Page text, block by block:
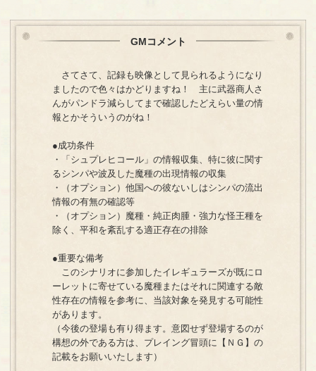
GMコメント
さてさて、記録も映像として見られるようになり
ましたので色々はかどりますね！ 主に武器商人さ
んがパンドラ減らしてまで確認したどえらい量の情
報とかそういうのがね！
●成功条件
・「シュプレヒコール」の情報収集、特に彼に関す
るシンパや波及した魔種の出現情報の収集
・（オプション）他国への彼ないしはシンパの流出
情報の有無の確認等
・（オプション）魔種・純正肉腫・強力な怪王種を
除く、平和を紊乱する適正存在の排除
●重要な備考
このシナリオに参加したイレギュラーズが既にロ
ーレットに寄せている魔種またはそれに関連する敵
性存在の情報を参考に、当該対象を発見する可能性
があります。
（今後の登場も有り得ます。意図せず登場するのが
構想の外である方は、プレイング冒頭に【ＮＧ】の
記載をお願いいたします）